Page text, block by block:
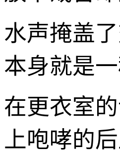
水声掩盖
本身就是
在更衣室
上咆哮的